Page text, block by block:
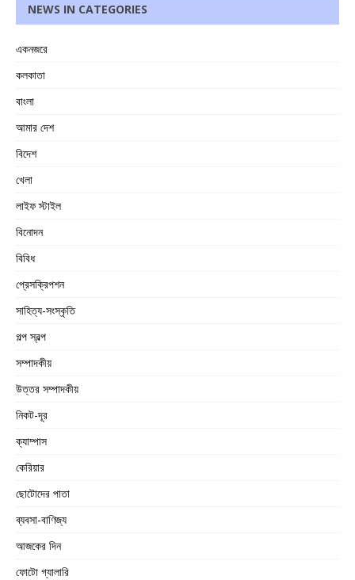
NEWS IN CATEGORIES
একনজরে
কলকাতা
বাংলা
আমার দেশ
বিদেশ
খেলা
লাইফ স্টাইল
বিনোদন
বিবিধ
প্রেসক্রিপশন
সাহিত্য-সংস্কৃতি
গল্প স্বল্প
সম্পাদকীয়
উত্তর সম্পাদকীয়
নিকট-দূর
ক্যাম্পাস
কেরিয়ার
ছোটোদের পাতা
ব্যবসা-বাণিজ্য
আজকের দিন
ফোটো গ্যালারি